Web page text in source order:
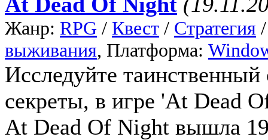
Жанр: RPG / Квест / Стратегия
выживания, Платформа:
Исследуйте
секреты, в игре 'At Dead
At Dead Of Night вышла